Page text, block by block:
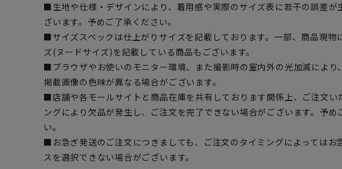
■生地や仕様・デザインにより、着用感や実際のサイズ表に若干の誤差が
ざいます。予めご了承ください。
■サイズスペックは仕上がりサイズを記載しております。一部、商品現物
ズ(ヌードサイズ)を記載している商品もございます。
■ブラウザやお使いのモニター環境、また撮影時の室内外の光加減により
掲載画像の色味が異なる場合がございます。
■店舗や各モールサイトと商品在庫を共有しております関係上、ご注文い
ングにより欠品が発生し、ご注文を完了できない場合がございます。予め
い。
■お急ぎ発送のご注文につきましても、ご注文のタイミングによってはお
スを選択できない場合がございます。